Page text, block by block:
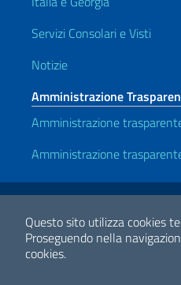
Questo sito utilizza cookies
Proseguendo nella
cookies.
Servizi Consolari e Visti
Notizie
Amministrazione
Amministrazione
Amministrazione
Link Utili